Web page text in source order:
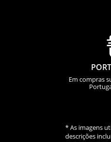
Em compras
* As imagens
descrições